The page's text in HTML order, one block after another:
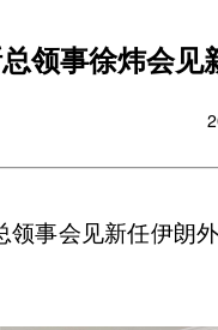
领事徐炜会
领事会见新任伊朗